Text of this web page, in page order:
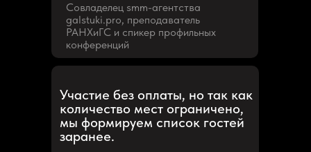
Участие без оплаты, но так как
количество мест ограничено,
мы формируем список гостей
заранее.
Совладелец smm-агентства
galstuki.pro, преподаватель
РАНХиГС и спикер профильных
конференций